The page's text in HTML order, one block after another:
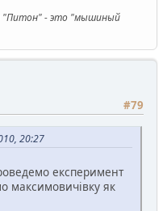
"Питон" - это "мышиный
#79
20:27
експеримент
максимовичівку як